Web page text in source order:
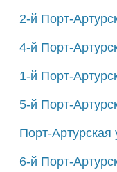
2-й Порт-
4-й Порт-
1-й Порт-
5-й Порт-
Порт-Артурская
6-й Порт-